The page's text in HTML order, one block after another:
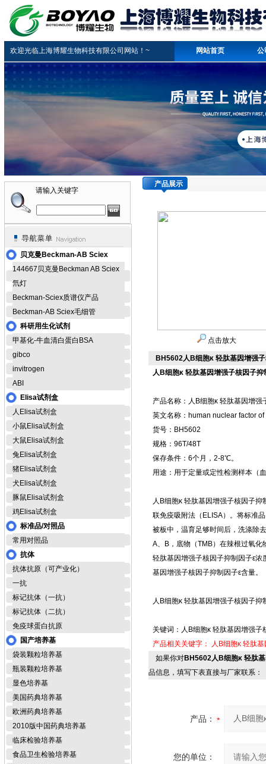
欢迎光临上海博耀生物科技有限公司网站！~ 网站首页 公
请输入关键字
贝克曼Beckman-AB Sciex
144667贝克曼Beckman AB Sciex
氘灯
Beckman-Sciex质谱仪产品
Beckman-AB Sciex毛细管
科研用生化试剂
甲基化-牛血清白蛋白BSA
gibco
invitrogen
ABI
Elisa试剂盒
人Elisa试剂盒
小鼠Elisa试剂盒
大鼠Elisa试剂盒
兔Elisa试剂盒
猪Elisa试剂盒
犬Elisa试剂盒
豚鼠Elisa试剂盒
鸡Elisa试剂盒
标准品/对照品
常用对照品
抗体
抗体抗原（可产业化）
一抗
标记抗体（一抗）
标记抗体（二抗）
免疫球蛋白抗原
国产培养基
袋装颗粒培养基
瓶装颗粒培养基
显色培养基
美国药典培养基
欧洲药典培养基
2010版中国药典培养基
临床检验培养基
食品卫生检验培养基
产品展示
点击放大
BH5602人B细胞κ 轻肽基因增强
人B细胞κ 轻肽基因增强子核因子
产品名称：人B细胞κ 轻肽基因增
英文名称：human nuclear factor
货号：BH5602
规格：96T/48T
保存条件：6个月，2-8℃。
用途：用于定量或定性检测样本（
人B细胞κ 轻肽基因增强子核因子
联免疫吸附法（ELISA）。将标准
被板中，温育足够时间后，洗涤除
A、B，底物（TMB）在辣根过氧
轻肽基因增强子核因子抑制因子ε
基因增强子核因子抑制因子ε含量。
人B细胞κ 轻肽基因增强子核因子
关键词：人B细胞κ 轻肽基因增强
产品相关关键字：
人B细胞κ 轻肽
如果你对BH5602人B细胞κ 轻肽
品信息，填写下表直接与厂家联系：
产品：
您的单位：